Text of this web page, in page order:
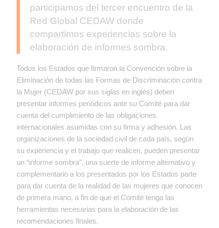
participamos del tercer encuentro de la
Red Global CEDAW donde
compartimos experiencias sobre la
elaboración de informes sombra.
Todos los Estados que firmaron la Convención sobre la
Eliminación de todas las Formas de Discriminación contra
la Mujer (CEDAW por sus siglas en inglés) deben
presentar informes periódicos ante su Comité para dar
cuenta del cumplimiento de las obligaciones
internacionales asumidas con su firma y adhesión. Las
organizaciones de la sociedad civil de cada país, según
su experiencia y el trabajo que realicen, pueden presentar
un “informe sombra”, una suerte de informe alternativo y
complementario a los presentados por los Estados parte
para dar cuenta de la realidad de las mujeres que conocen
de primera mano, a fin de que el Comité tenga las
herramientas necesarias para la elaboración de las
recomendaciones finales.